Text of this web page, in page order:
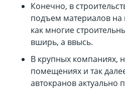
Конечно, в
подъем материалов на
как многие
вширь, а ввысь.
В крупных компаниях,
помещениях и так
автокранов актуально